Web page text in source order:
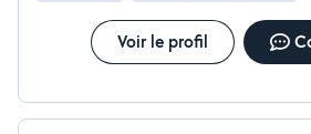
Voir le profil